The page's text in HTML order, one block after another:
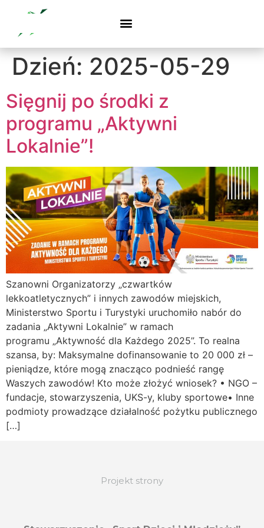
Dzień: 2025-05-29
Sięgnij po środki z
programu „Aktywni
Lokalnie”!
Szanowni Organizatorzy „czwartków
lekkoatletycznych” i innych zawodów miejskich,
Ministerstwo Sportu i Turystyki uruchomiło nabór do
zadania „Aktywni Lokalnie” w ramach
programu „Aktywność dla Każdego 2025”. To realna
szansa, by: Maksymalne dofinansowanie to 20 000 zł –
pieniądze, które mogą znacząco podnieść rangę
Waszych zawodów! Kto może złożyć wniosek? • NGO –
fundacje, stowarzyszenia, UKS-y, kluby sportowe• Inne
podmioty prowadzące działalność pożytku publicznego
[…]
Projekt strony